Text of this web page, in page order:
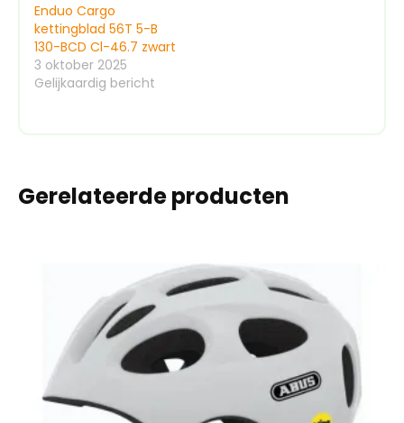
Enduo Cargo
kettingblad 56T 5-B
130-BCD Cl-46.7 zwart
3 oktober 2025
Gelijkaardig bericht
Gerelateerde producten